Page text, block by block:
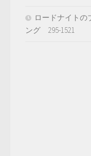
ロードナイトの
ング 295-1521